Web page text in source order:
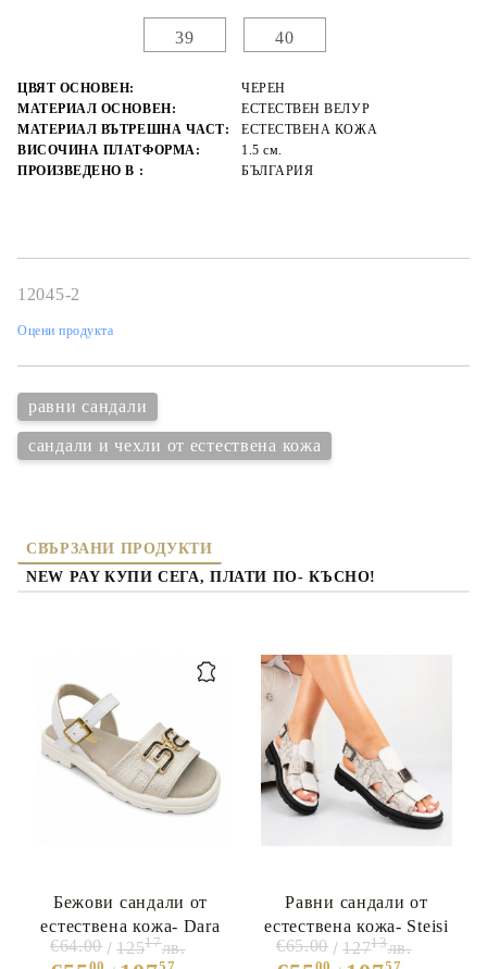
39 40
ЦВЯТ ОСНОВЕН:
ЧЕРЕН
МАТЕРИАЛ ОСНОВЕН:
ЕСТЕСТВЕН ВЕЛУР
МАТЕРИАЛ ВЪТРЕШНА ЧАСТ:
ЕСТЕСТВЕНА КОЖА
ВИСОЧИНА ПЛАТФОРМА:
1.5 см.
ПРОИЗВЕДЕНО В :
БЪЛГАРИЯ
12045-2
Оцени продукта
равни сандали
сандали и чехли от естествена кожа
СВЪРЗАНИ ПРОДУКТИ
NEW PAY КУПИ СЕГА, ПЛАТИ ПО- КЪСНО!
Бежови сандали от
естествена кожа- Dara
Beige 12064
€64.00 12517лв.
Равни сандали от
естествена кожа- Steisi
White 12144
€65.00 12713лв.